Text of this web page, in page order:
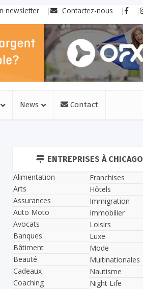
newsletter Contactez-nous
News Contact
ENTREPRISES À CHICAGO
Alimentation
Arts
Assurances
Auto Moto
Avocats
Banques
Bâtiment
Beauté
Cadeaux
Coaching
Franchises
Hôtels
Immigration
Immobilier
Loisirs
Luxe
Mode
Multinationales
Nautisme
Night Life